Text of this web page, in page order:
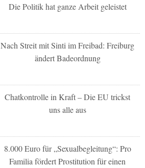
Die Politik hat ganze Arbeit geleistet
Nach Streit mit Sinti im Freibad: Freiburg
ändert Badeordnung
Chatkontrolle in Kraft – Die EU trickst
uns alle aus
8.000 Euro für „Sexualbegleitung“: Pro
Familia fördert Prostitution für einen